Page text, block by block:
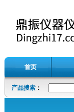
首页
产品搜索 ：